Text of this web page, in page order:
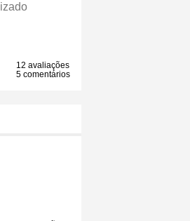
12 avaliações
5 comentários